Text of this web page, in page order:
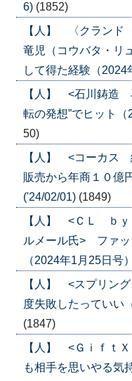
6) (1852)
【人】 〈クラン
竜児（コウバタ・リ
して得た経験（
【人】 <石川鋳造
転の発想”でヒット
50)
【人】 <コーカス
販売から年商１０億
('24/02/01) (1849)
【人】 <ＣＬ ｂ
ルメール氏> ファッ
（2024年1月25日号
【人】 <スプリン
度失敗したっていい
(1847)
【人】 <Ｇｉｆｔ
も相手を思いやる気